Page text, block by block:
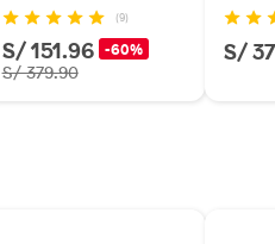
(9)
S/ 151.96 -60%
S/ 379.90
S/